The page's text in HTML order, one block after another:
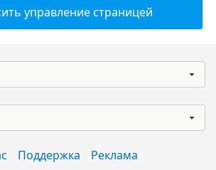
управление страницей
Поддержка Реклама